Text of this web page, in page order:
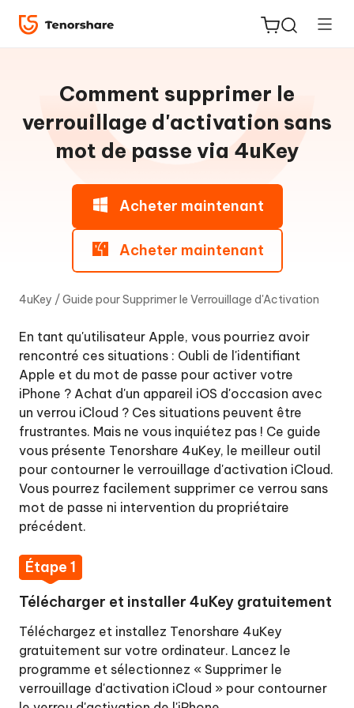
ReiBoot
for iOS
PDNob
Editor
iAnyGo
Comment supprimer le
verrouillage d'activation sans
mot de passe via 4uKey
Acheter maintenant
Acheter maintenant
pour
Win
Supprimer
Supprimer
verrouillage
l'activation
Étape
1
:
Télécharger
et
installer
4uKey
Étape
2:
Connecter
à
l'ordinateur
3:
Entrer
en
mode
4uKey /Guide pour Supprimer le Verrouillage d'Activation
En tant qu'utilisateur Apple, vous pourriez avoir
rencontré ces situations : Oubli de l'identifiant
Apple et du mot de passe pour activer votre
iPhone ? Achat d'un appareil iOS d'occasion avec
un verrou iCloud ? Ces situations peuvent être
frustrantes. Mais ne vous inquiétez pas ! Ce guide
vous présente Tenorshare 4uKey, le meilleur outil
pour contourner le verrouillage d'activation iCloud.
Vous pourrez facilement supprimer ce verrou sans
mot de passe ni intervention du propriétaire
précédent.
Étape 1
Télécharger et installer 4uKey gratuitement
Téléchargez et installez Tenorshare 4uKey
gratuitement sur votre ordinateur. Lancez le
programme et sélectionnez « Supprimer le
verrouillage d'activation iCloud » pour contourner